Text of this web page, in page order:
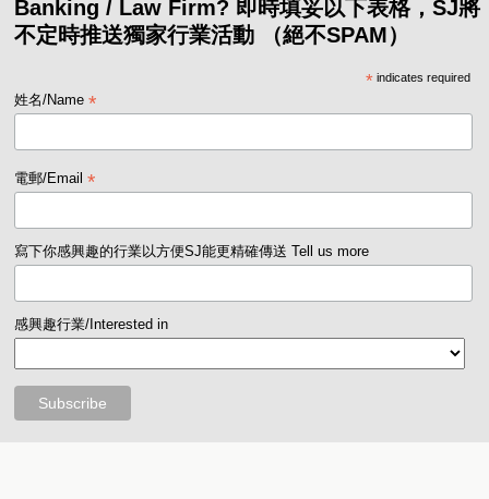
Banking / Law Firm? 即時填妥以下表格，SJ將
不定時推送獨家行業活動 （絕不SPAM）
*indicates required
姓名/Name*
電郵/Email*
寫下你感興趣的行業以方便SJ能更精確傳送 Tell us more
感興趣行業/Interested in